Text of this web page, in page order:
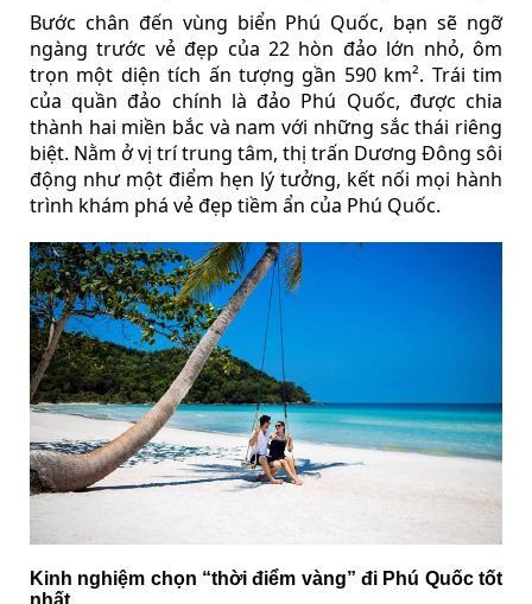
Bước chân đến vùng biển Phú Quốc, bạn sẽ ngỡ
ngàng trước vẻ đẹp của 22 hòn đảo lớn nhỏ, ôm
trọn một diện tích ấn tượng gần 590 km². Trái tim
của quần đảo chính là đảo Phú Quốc, được chia
thành hai miền bắc và nam với những sắc thái riêng
biệt. Nằm ở vị trí trung tâm, thị trấn Dương Đông sôi
động như một điểm hẹn lý tưởng, kết nối mọi hành
trình khám phá vẻ đẹp tiềm ẩn của Phú Quốc.
Kinh nghiệm chọn “thời điểm vàng” đi Phú Quốc tốt